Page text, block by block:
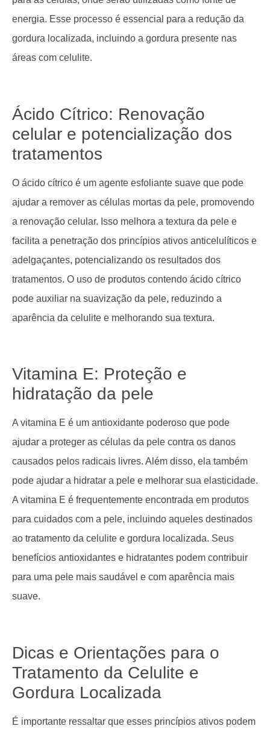
energia. Esse processo é essencial para a redução da
gordura localizada, incluindo a gordura presente nas
áreas com celulite.
Ácido Cítrico: Renovação
celular e potencialização dos
tratamentos
O ácido cítrico é um agente esfoliante suave que pode
ajudar a remover as células mortas da pele, promovendo
a renovação celular. Isso melhora a textura da pele e
facilita a penetração dos princípios ativos anticelulíticos e
adelgaçantes, potencializando os resultados dos
tratamentos. O uso de produtos contendo ácido cítrico
pode auxiliar na suavização da pele, reduzindo a
aparência da celulite e melhorando sua textura.
Vitamina E: Proteção e
hidratação da pele
A vitamina E é um antioxidante poderoso que pode
ajudar a proteger as células da pele contra os danos
causados pelos radicais livres. Além disso, ela também
pode ajudar a hidratar a pele e melhorar sua elasticidade.
A vitamina E é frequentemente encontrada em produtos
para cuidados com a pele, incluindo aqueles destinados
ao tratamento da celulite e gordura localizada. Seus
benefícios antioxidantes e hidratantes podem contribuir
para uma pele mais saudável e com aparência mais
suave.
Dicas e Orientações para o
Tratamento da Celulite e
Gordura Localizada
É importante ressaltar que esses princípios ativos podem